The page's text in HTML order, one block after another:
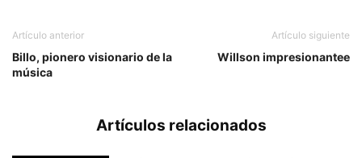
Artículo anterior
Billo, pionero visionario de la
música
Artículo siguiente
Willson impresionantee
Artículos relacionados